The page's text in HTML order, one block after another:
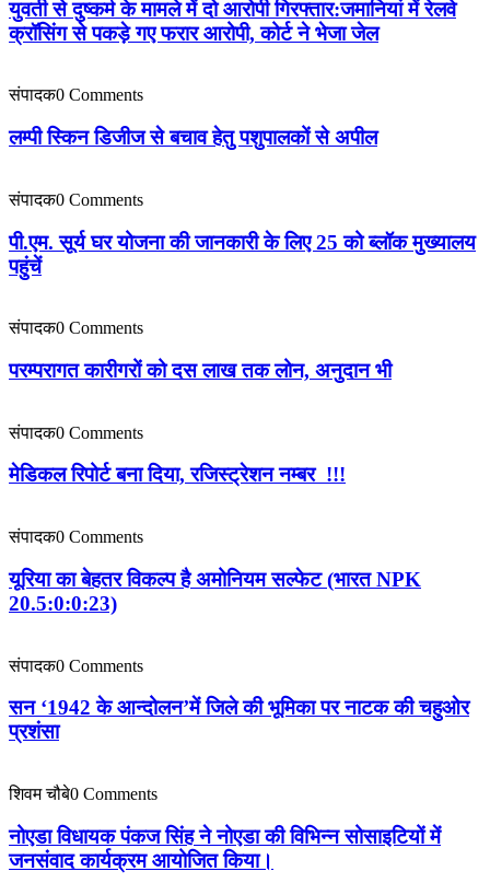
युवती से दुष्कर्म के मामले में दो आरोपी गिरफ्तार:जमानियां में रेलवे
क्रॉसिंग से पकड़े गए फरार आरोपी, कोर्ट ने भेजा जेल
संपादक0 Comments
लम्पी स्किन डिजीज से बचाव हेतु पशुपालकों से अपील
संपादक0 Comments
पी.एम. सूर्य घर योजना की जानकारी के लिए 25 को ब्लॉक मुख्यालय
पहुंचें
संपादक0 Comments
परम्परागत कारीगरों को दस लाख तक लोन, अनुदान भी
संपादक0 Comments
मेडिकल रिपोर्ट बना दिया, रजिस्ट्रेशन नम्बर !!!
संपादक0 Comments
यूरिया का बेहतर विकल्प है अमोनियम सल्फेट (भारत NPK
20.5:0:0:23)
संपादक0 Comments
सन ‘1942 के आन्दोलन’में जिले की भूमिका पर नाटक की चहुओर
प्रशंसा
शिवम चौबे0 Comments
नोएडा विधायक पंकज सिंह ने नोएडा की विभिन्न सोसाइटियों में
जनसंवाद कार्यक्रम आयोजित किया।